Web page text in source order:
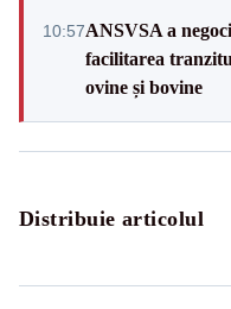
10:57ANSVSA a
facilitarea
ovine și bovine
Distribuie articolul